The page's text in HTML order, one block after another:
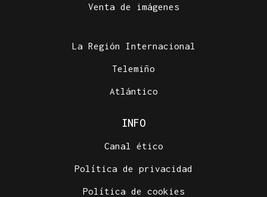
Venta de imágenes
La Región Internacional
Telemiño
Atlántico
INFO
Canal ético
Política de privacidad
Política de cookies